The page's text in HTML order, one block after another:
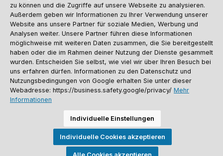
Vertrag widerrufen
Kundenservice
Informationen
Social Media und Kontakt
Versandinformationen
Batterieentsorgung
Warenrücksendung Sporthund Katalog
Alle Preise inkl. gesetzl. Mehrwertsteuer zzgl.Versandkosten
anders angegeben. Preise vor dem Login werden in Euro (DE) angezeigt.
Streichpreise = UVP-Preise. Abbildungen ähnlich. Änderungen
vorbehalten.
zu können und die Zugriffe auf unsere Webseite zu analysieren.
Außerdem geben wir Informationen zu Ihrer Verwendung unserer
Website ans unsere Partner für soziale Medien, Werbung und
Analysen weiter. Unsere Partner führen diese Informationen
möglichweise mit weiteren Daten zusammen, die Sie bereitgestellt
haben oder die im Rahmen deiner Nutzung der Dienste gesammelt
wurden. Entscheiden Sie selbst, wie viel wir über Ihren Besuch bei
uns erfahren dürfen. Informationen zu den Datenschutz und
Nutzungsbedingungen von Google erhalten Sie unter dieser
Webadresse: https://business.safety.google/privacy/ Mehr
Informationen
Individuelle Einstellungen
Individuelle Cookies akzeptieren